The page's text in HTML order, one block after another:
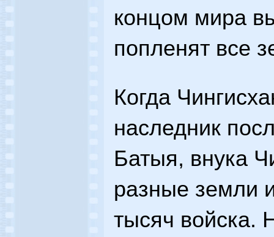
концом мира
попленят все
Когда
наследник
Батыя, внука
разные земли
тысяч войска.